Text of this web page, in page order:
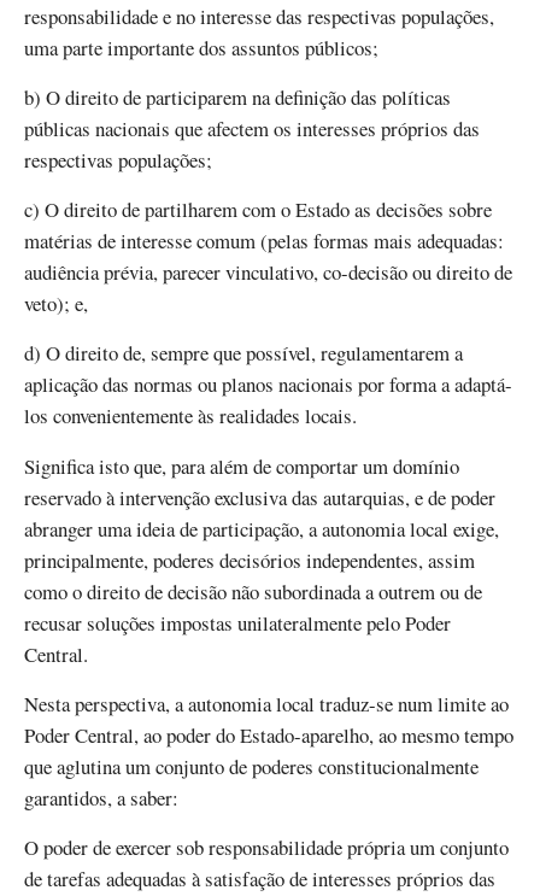
responsabilidade e no interesse das respectivas populações,
uma parte importante dos assuntos públicos;
b) O direito de participarem na definição das políticas
públicas nacionais que afectem os interesses próprios das
respectivas populações;
c) O direito de partilharem com o Estado as decisões sobre
matérias de interesse comum (pelas formas mais adequadas:
audiência prévia, parecer vinculativo, co-decisão ou direito de
veto); e,
d) O direito de, sempre que possível, regulamentarem a
aplicação das normas ou planos nacionais por forma a adaptá-
los convenientemente às realidades locais.
Significa isto que, para além de comportar um domínio
reservado à intervenção exclusiva das autarquias, e de poder
abranger uma ideia de participação, a autonomia local exige,
principalmente, poderes decisórios independentes, assim
como o direito de decisão não subordinada a outrem ou de
recusar soluções impostas unilateralmente pelo Poder
Central.
Nesta perspectiva, a autonomia local traduz-se num limite ao
Poder Central, ao poder do Estado-aparelho, ao mesmo tempo
que aglutina um conjunto de poderes constitucionalmente
garantidos, a saber:
O poder de exercer sob responsabilidade própria um conjunto
de tarefas adequadas à satisfação de interesses próprios das